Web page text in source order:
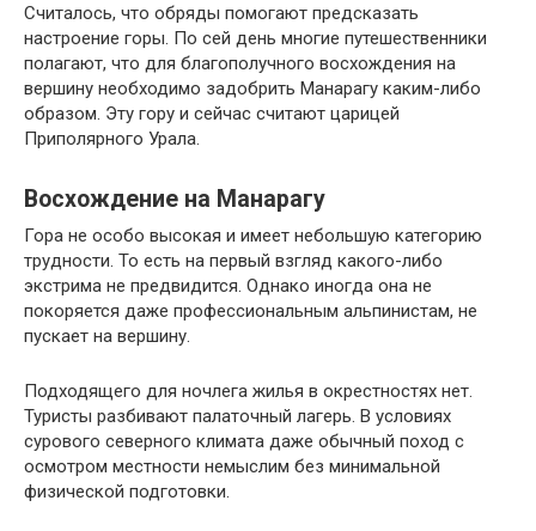
Считалось, что обряды помогают предсказать
настроение горы. По сей день многие путешественники
полагают, что для благополучного восхождения на
вершину необходимо задобрить Манарагу каким-либо
образом. Эту гору и сейчас считают царицей
Приполярного Урала.
Восхождение на Манарагу
Гора не особо высокая и имеет небольшую категорию
трудности. То есть на первый взгляд какого-либо
экстрима не предвидится. Однако иногда она не
покоряется даже профессиональным альпинистам, не
пускает на вершину.
Подходящего для ночлега жилья в окрестностях нет.
Туристы разбивают палаточный лагерь. В условиях
сурового северного климата даже обычный поход с
осмотром местности немыслим без минимальной
физической подготовки.